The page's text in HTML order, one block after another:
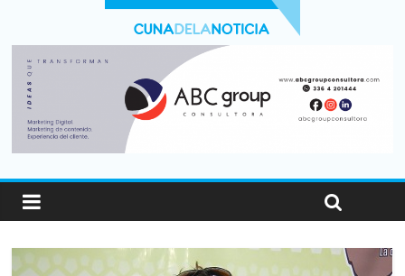
Fuerte caída de la venta de autos usados en julio: bajó un 12,6%